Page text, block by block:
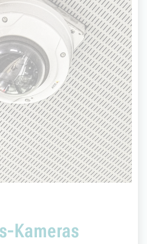
Kameras
Stations-Kameras
aller unterirdischen
Notrufinformationssäule
werden von Videokameras
Sie eine Notrufeinrichtung
ein Bild von dort an
und Sicherheitszentrale
Video-Daten werden für 72
Stunden gespeichert.